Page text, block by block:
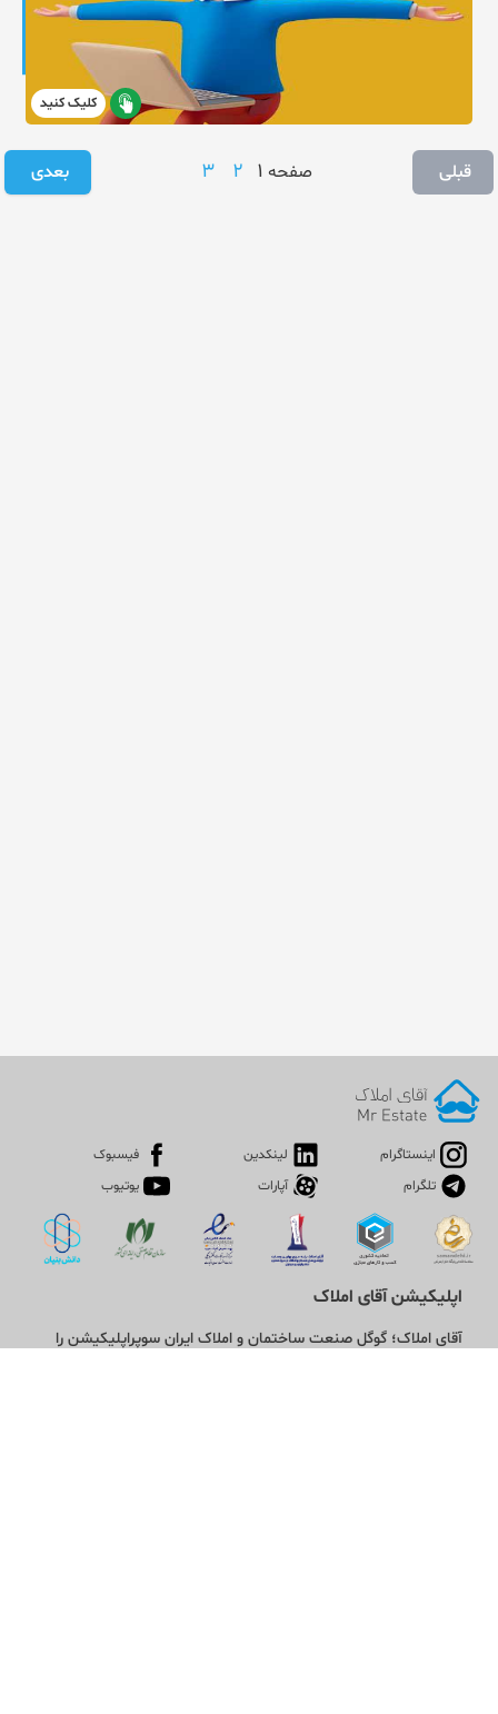
کلیک کنید
قبلی صفحه 1
2
3 بعدی
اینستاگرام لینکدین
فیسبوک
تلگرام
آپارات یوتیوب
اپلیکیشن آقای املاک
آقای املاک؛ گوگل صنعت ساختمان و املاک ایران سوپراپلیکیشن را